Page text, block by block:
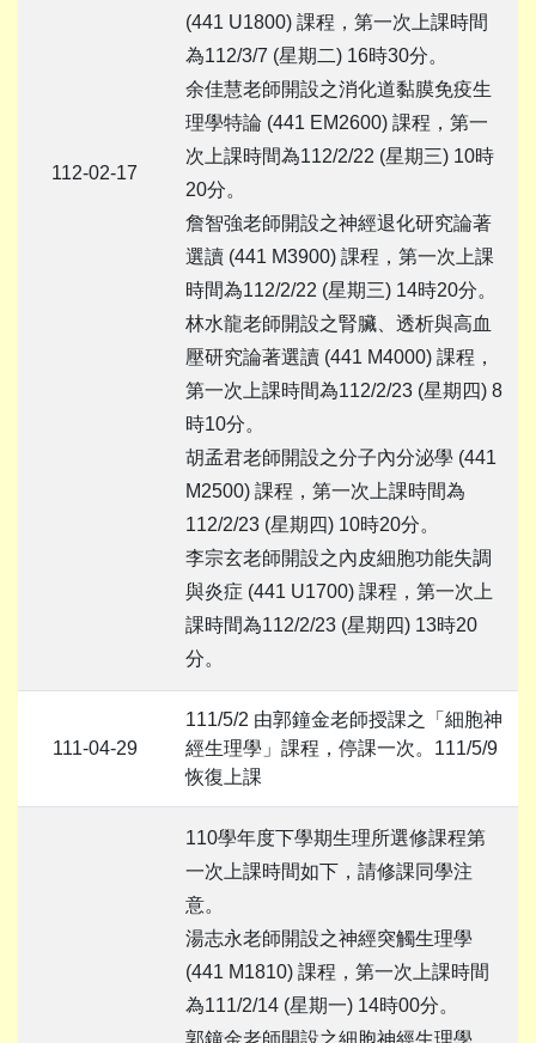
112-02-17
(441 U1800) 課程，第一次上課時間
為112/3/7 (星期二) 16時30分。
余佳慧老師開設之消化道黏膜免疫生
理學特論 (441 EM2600) 課程，第一
次上課時間為112/2/22 (星期三) 10時
20分。
詹智強老師開設之神經退化研究論著
選讀 (441 M3900) 課程，第一次上課
時間為112/2/22 (星期三) 14時20分。
林水龍老師開設之腎臟、透析與高血
壓研究論著選讀 (441 M4000) 課程，
第一次上課時間為112/2/23 (星期四) 8
時10分。
胡孟君老師開設之分子內分泌學 (441
M2500) 課程，第一次上課時間為
112/2/23 (星期四) 10時20分。
李宗玄老師開設之內皮細胞功能失調
與炎症 (441 U1700) 課程，第一次上
課時間為112/2/23 (星期四) 13時20
分。
111-04-29
111/5/2 由郭鐘金老師授課之「細胞神
經生理學」課程，停課一次。111/5/9
恢復上課
110學年度下學期生理所選修課程第
一次上課時間如下，請修課同學注
意。
湯志永老師開設之神經突觸生理學
(441 M1810) 課程，第一次上課時間
為111/2/14 (星期一) 14時00分。
郭鐘金老師開設之細胞神經生理學